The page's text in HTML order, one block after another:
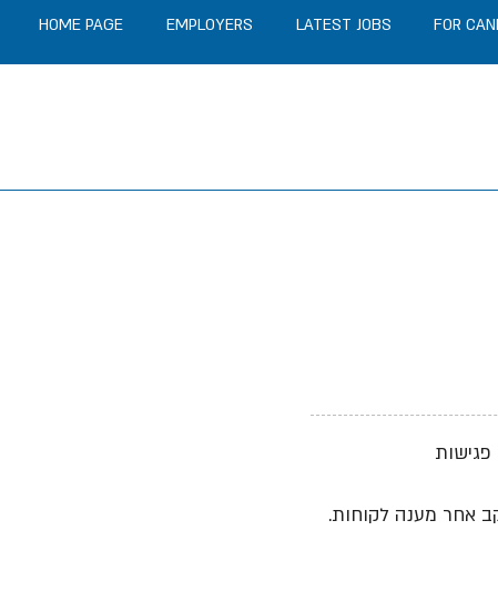
HOME PAGE EMPLOYERS LATEST JOBS FOR
פגישות
אחר מענה לקוחות.